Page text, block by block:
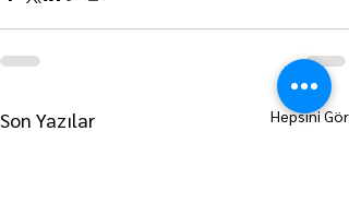
Son Yazılar Hepsini Gör